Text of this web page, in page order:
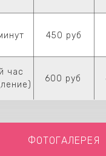
450 руб
час
600 руб
ФОТОГАЛЕРЕЯ